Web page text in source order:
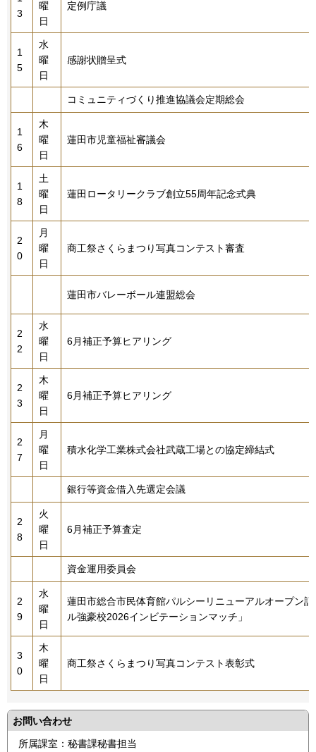
3
曜
日
定例庁議
1
5
水
曜
日
感謝状贈呈式
コミュニティづくり推進協議会定期総会
1
6
木
曜
日
蓮田市児童福祉審議会
1
8
土
曜
日
蓮田ロータリークラブ創立55周年記念式典
2
0
月
曜
日
商工祭さくらまつり写真コンテスト審査
蓮田市バレーボール連盟総会
2
2
水
曜
日
6月補正予算ヒアリング
2
3
木
曜
日
6月補正予算ヒアリング
2
7
月
曜
日
積水化学工業株式会社武蔵工場との協定締結式
銀行等資金借入先選定会議
2
8
火
曜
日
6月補正予算査定
資金運用委員会
2
9
水
曜
日
蓮田市総合市民体育館パルシーリニューアルオープン
ル強豪校2026インビテーションマッチ」
3
0
木
曜
日
商工祭さくらまつり写真コンテスト表彰式
お問い合わせ
所属課室：秘書課秘書担当